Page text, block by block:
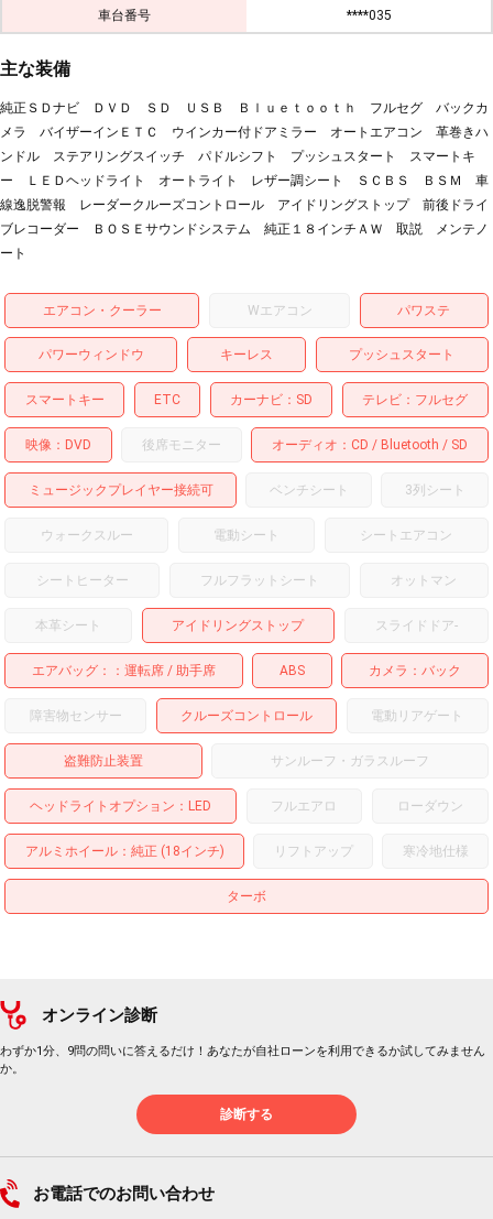
車台番号 ****035
主な装備
純正ＳＤナビ ＤＶＤ ＳＤ ＵＳＢ Ｂｌｕｅｔｏｏｔｈ フルセグ バックカ
メラ バイザーインＥＴＣ ウインカー付ドアミラー オートエアコン 革巻きハ
ンドル ステアリングスイッチ パドルシフト プッシュスタート スマートキ
ー ＬＥＤヘッドライト オートライト レザー調シート ＳＣＢＳ ＢＳＭ 車
線逸脱警報 レーダークルーズコントロール アイドリングストップ 前後ドライ
ブレコーダー ＢＯＳＥサウンドシステム 純正１８インチＡＷ 取説 メンテノ
ート
エアコン・クーラー Wエアコン パワステ
パワーウィンドウ キーレス プッシュスタート
スマートキー ETC カーナビ SD テレビ フルセグ
映像 DVD 後席モニター オーディオ CD Bluetooth SD
ミュージックプレイヤー接続可 ベンチシート 3列シート
ウォークスルー 電動シート シートエアコン
シートヒーター フルフラットシート オットマン
本革シート アイドリングストップ スライドドア-
エアバッグ： 運転席 助手席 ABS カメラ バック
障害物センサー クルーズコントロール 電動リアゲート
盗難防止装置 サンルーフ・ガラスルーフ
ヘッドライトオプション LED フルエアロ ローダウン
アルミホイール：純正 (18インチ) リフトアップ 寒冷地仕様
ターボ
オンライン診断
わずか1分、9問の問いに答えるだけ！あなたが自社ローンを利用できるか試してみません
か。
診断する
お電話でのお問い合わせ